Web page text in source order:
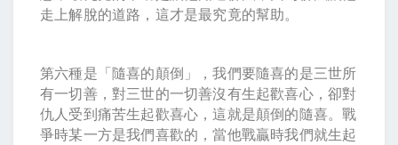
走上解脫的道路，這才是最究竟的幫助。
第六種是「隨喜的顛倒」，我們要隨喜的是三世所
有一切善，對三世的一切善沒有生起歡喜心，卻對
仇人受到痛苦生起歡喜心，這就是顛倒的隨喜。戰
爭時某一方是我們喜歡的，當他戰贏時我們就生起